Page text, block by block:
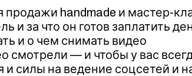
продажи handmade и мастер-
и за что он готов заплатить
и о чем снимать видео
смотрели — и чтобы у вас
силы на ведение соцсетей и